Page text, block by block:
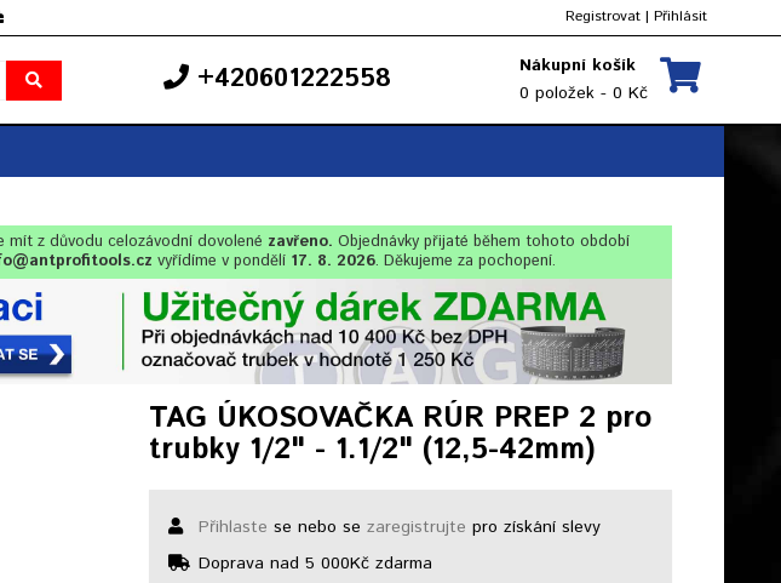
Registrovat | Přihlásit
+420601222558
Nákupní košík
0 položek - 0 Kč
mít z důvodu celozávodní dovolené zavřeno. Objednávky přijaté během tohoto období
vyřídíme v pondělí 17. 8. 2026. Děkujeme za pochopení.
TAG ÚKOSOVAČKA RÚR PREP 2 pro
trubky 1/2" - 1.1/2" (12,5-42mm)
Přihlaste se nebo sezaregistrujte pro získání slevy
Doprava nad 5 000Kč zdarma